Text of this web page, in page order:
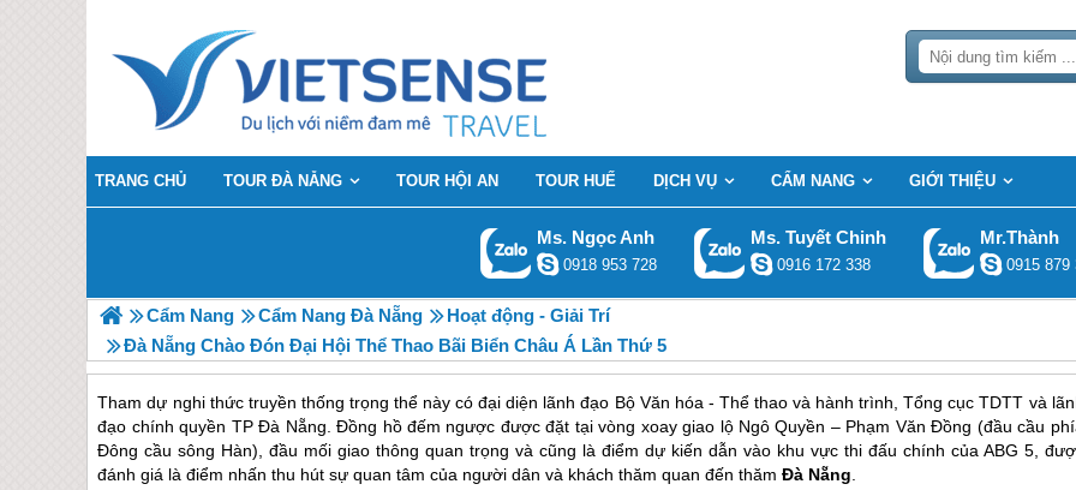
TRANG CHỦ TOUR ĐÀ NẴNG TOUR HỘI AN TOUR HUẾ DỊCH VỤ CẨM NANG GIỚI THIỆU
Ms. Ngọc Anh
0918 953 728
Ms. Tuyết Chinh
0916 172 338
Mr.Thành
0915 879
Cẩm Nang Cẩm Nang Đà Nẵng
Hoạt động - Giải Trí
Đà Nẵng Chào Đón Đại Hội Thể Thao Bãi Biển Châu Á Lần Thứ 5
Tham dự nghi thức truyền thống trọng thể này có đại diện lãnh đạo Bộ Văn hóa - Thể thao và hành trình, Tổng cục TDTT và
đạo chính quyền TP Đà Nẵng. Đồng hồ đếm ngược được đặt tại vòng xoay giao lộ Ngô Quyền – Phạm Văn Đồng (đầu cầu
Đông cầu sông Hàn), đầu mối giao thông quan trọng và cũng là điểm dự kiến dẫn vào khu vực thi đấu chính của ABG 5,
đánh giá là điểm nhấn thu hút sự quan tâm của người dân và khách thăm quan đến thămĐà Nẵng.